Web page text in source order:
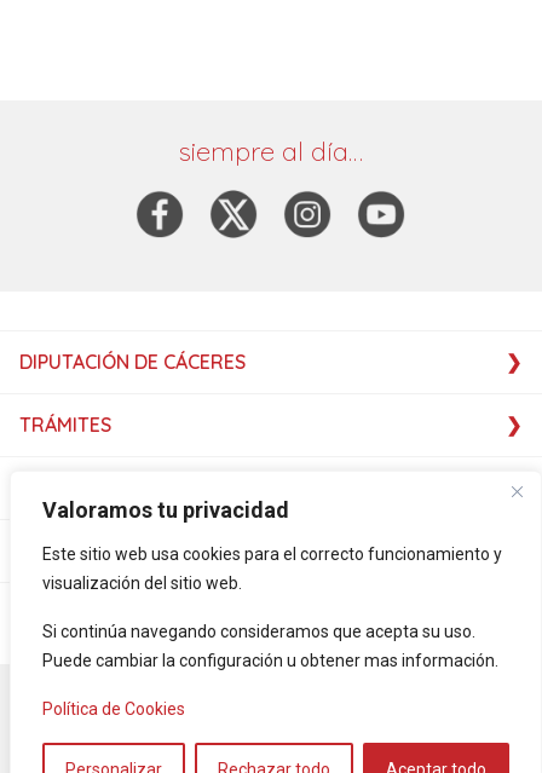
Valoramos tu privacidad
Este sitio web usa cookies para el correcto funcionamiento y
visualización del sitio web.
Si continúa navegando consideramos que acepta su uso.
Puede cambiar la configuración u obtener mas información.
Política de Cookies
siempre al día…
DIPUTACIÓN DE CÁCERES
TRÁMITES
SERVICIOS
Accesibilidad Mapa Web
Servicio de vídeo – interpretación – FEXAS